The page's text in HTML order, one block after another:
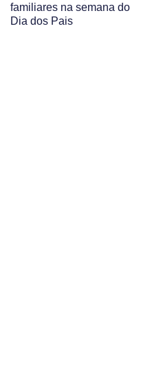
familiares na semana do
Dia dos Pais